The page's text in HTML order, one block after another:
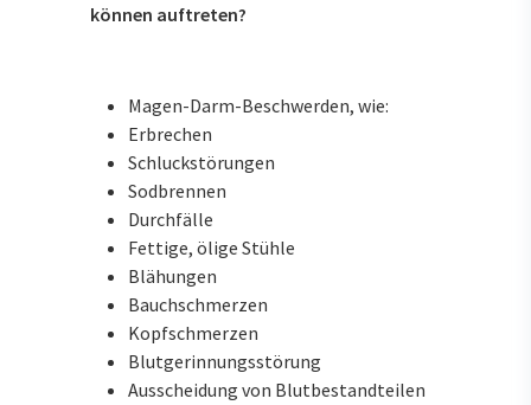
können auftreten?
Magen-Darm-Beschwerden, wie:
Erbrechen
Schluckstörungen
Sodbrennen
Durchfälle
Fettige, ölige Stühle
Blähungen
Bauchschmerzen
Kopfschmerzen
Blutgerinnungsstörung
Ausscheidung von Blutbestandteilen